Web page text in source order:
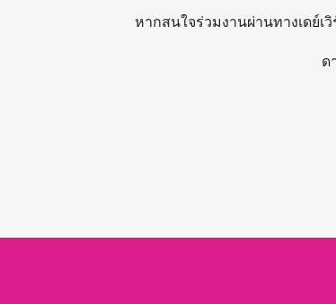
หากสนใจร่วมงานผ่านทางเดย์
ด